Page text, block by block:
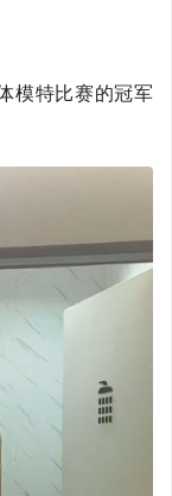
模特比赛的冠军